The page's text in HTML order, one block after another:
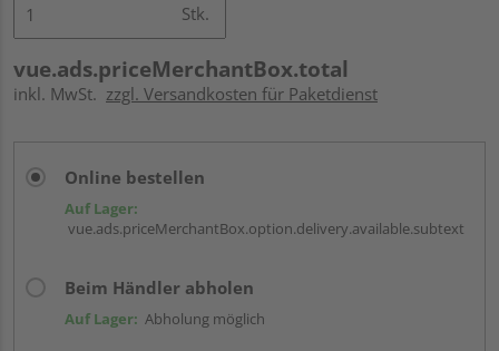
Stk.
vue.ads.priceMerchantBox.total
inkl. MwSt. zzgl. Versandkosten für Paketdienst
Online bestellen
Auf Lager:
vue.ads.priceMerchantBox.option.delivery.available.subtext
Beim Händler abholen
Auf Lager: Abholung möglich